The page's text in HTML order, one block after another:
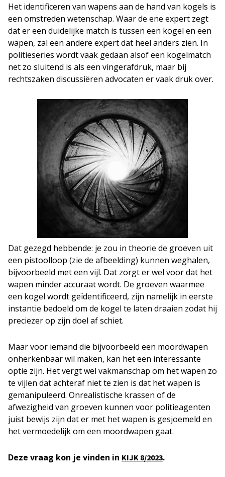
Het identificeren van wapens aan de hand van kogels is
een omstreden wetenschap. Waar de ene expert zegt
dat er een duidelijke match is tussen een kogel en een
wapen, zal een andere expert dat heel anders zien. In
politieseries wordt vaak gedaan alsof een kogelmatch
net zo sluitend is als een vingerafdruk, maar bij
rechtszaken discussiëren advocaten er vaak druk over.
Dat gezegd hebbende: je zou in theorie de groeven uit
een pistoolloop (zie de afbeelding) kunnen weghalen,
bijvoorbeeld met een vijl. Dat zorgt er wel voor dat het
wapen minder accuraat wordt. De groeven waarmee
een kogel wordt geïdentificeerd, zijn namelijk in eerste
instantie bedoeld om de kogel te laten draaien zodat hij
preciezer op zijn doel af schiet.
Maar voor iemand die bijvoorbeeld een moordwapen
onherkenbaar wil maken, kan het een interessante
optie zijn. Het vergt wel vakmanschap om het wapen zo
te vijlen dat achteraf niet te zien is dat het wapen is
gemanipuleerd. Onrealistische krassen of de
afwezigheid van groeven kunnen voor politieagenten
juist bewijs zijn dat er met het wapen is gesjoemeld en
het vermoedelijk om een moordwapen gaat.
Deze vraag kon je vinden in KIJK 8/2023.